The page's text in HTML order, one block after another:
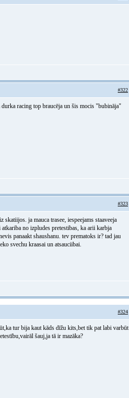
#322
racing top braucēja un šis mocis "bubināja"
#323
ja mauca trasee, iespeejams staaveeja
no izpludes pretestibas, ka arii karbja
panaakt shaushanu. tev prematoks ir? tad jau
svechu kraasai un atsauciibai.
#324
tur bija kaut kāds dīžu kits,bet tik pat labi varbūt
šauj,ja tā ir mazāka?